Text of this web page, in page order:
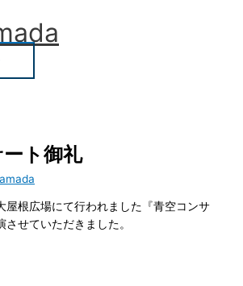
ト御礼
屋根広場にて行われました『青空コンサ
せていただきました。